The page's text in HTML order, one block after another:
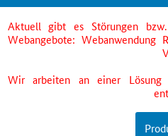
Aktuell gibt es Störungen
Webangebote:
Wir arbeiten an einer